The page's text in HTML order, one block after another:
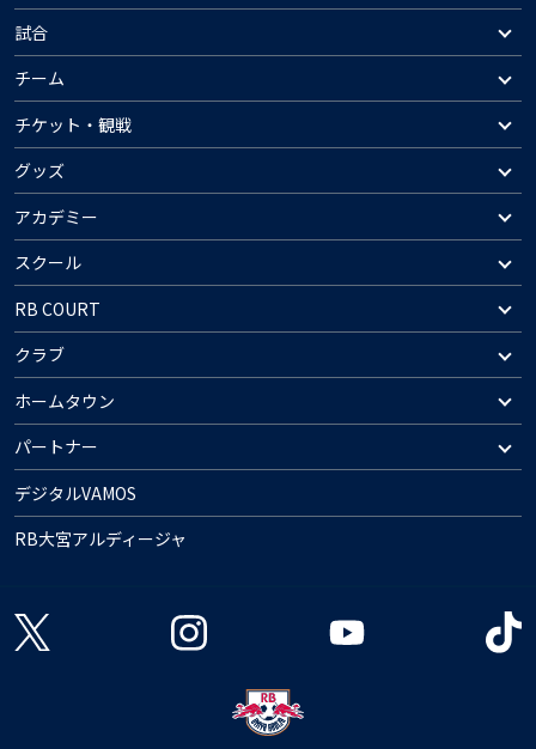
試合
チーム
チケット・観戦
グッズ
アカデミー
スクール
RB COURT
クラブ
ホームタウン
パートナー
デジタルVAMOS
RB大宮アルディージャ